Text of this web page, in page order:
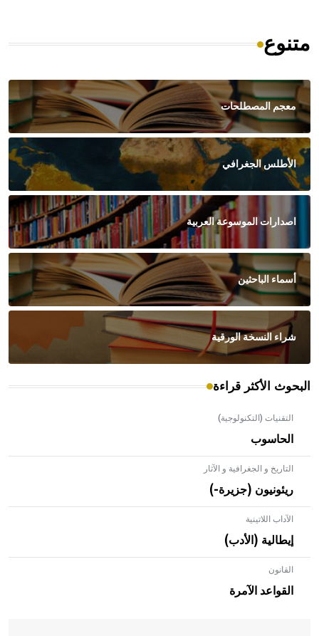
متنوع
معجم المصطلحات
الأطلس الجغرافي
اصدارات الموسوعة العربية
أسماء الباحثين
شراء النسخة الورقية
البحوث الأكثر قراءة
التقنيات (التكنولوجية)
الحاسوب
التاريخ و الجغرافية و الآثار
ريئونيون (جزيرة-)
الآداب اللاتينية
إيطالية (الأدب)
القانون
القواعد الآمرة
- هل تعلم أن الأبلق نوع من الفنون الهندسية التي ارتبطت
بالعمارة الإسلامية في بلاد الشام ومصر خاصة، حيث يحرص
المعمار على بناء مداميكه وخاصة في الواجهات